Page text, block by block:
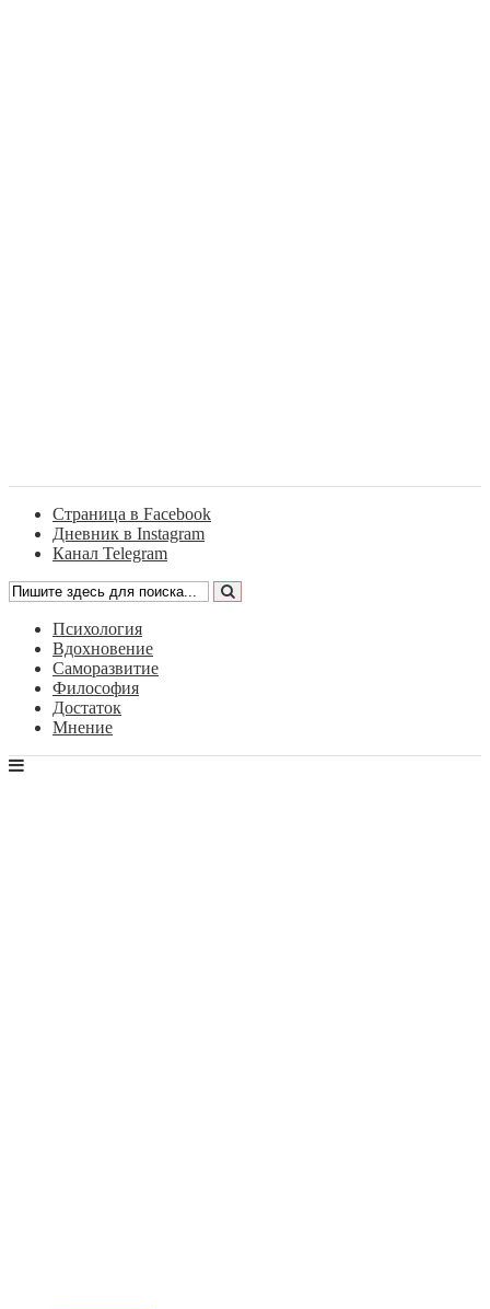
Страница в Facebook
Дневник в Instagram
Канал Telegram
Психология
Вдохновение
Саморазвитие
Философия
Достаток
Мнение